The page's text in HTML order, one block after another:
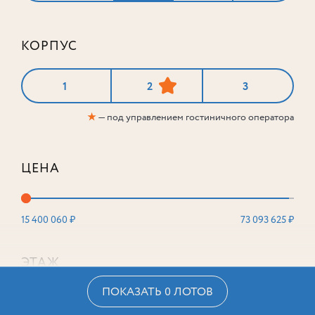
КОРПУС
1 2 3
★— под управлением гостиничного оператора
ЦЕНА
15 400 060 ₽ 73 093 625 ₽
ЭТАЖ
ПОКАЗАТЬ 0 ЛОТОВ